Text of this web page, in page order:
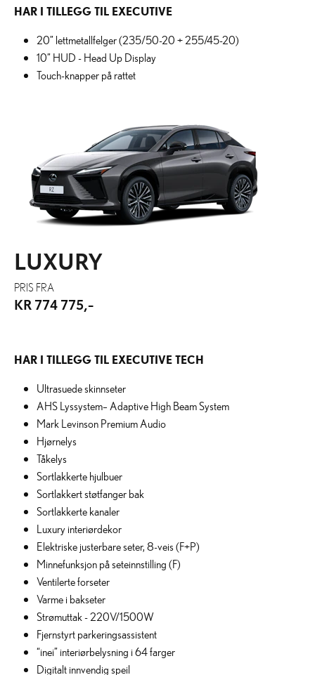
HAR I TILLEGG TIL EXECUTIVE
20” lettmetallfelger (235/50-20 + 255/45-20)
10” HUD - Head Up Display
Touch-knapper på rattet
LUXURY
PRIS FRA
KR 774 775,-
HAR I TILLEGG TIL EXECUTIVE TECH
Ultrasuede skinnseter
AHS Lyssystem– Adaptive High Beam System
Mark Levinson Premium Audio
Hjørnelys
Tåkelys
Sortlakkerte hjulbuer
Sortlakkert støtfanger bak
Sortlakkerte kanaler
Luxury interiørdekor
Elektriske justerbare seter, 8-veis (F+P)
Minnefunksjon på seteinnstilling (F)
Ventilerte forseter
Varme i bakseter
Strømuttak - 220V/1500W
Fjernstyrt parkeringsassistent
“inei” interiørbelysning i 64 farger
Digitalt innvendig speil